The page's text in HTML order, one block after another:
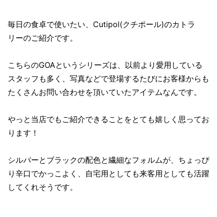
毎日の食卓で使いたい、Cutipol(クチポール)のカトラ
リーのご紹介です。
こちらのGOAというシリーズは、以前より愛用している
スタッフも多く、写真などで登場するたびにお客様からも
たくさんお問い合わせを頂いていたアイテムなんです。
やっと当店でもご紹介できることをとても嬉しく思ってお
ります！
シルバーとブラックの配色と繊細なフォルムが、ちょっぴ
り辛口でかっこよく、自宅用としても来客用としても活躍
してくれそうです。